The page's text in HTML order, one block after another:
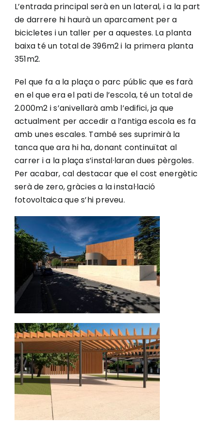
L’entrada principal serà en un lateral, i a la part
de darrere hi haurà un aparcament per a
bicicletes i un taller per a aquestes. La planta
baixa té un total de 396m2 i la primera planta
351m2.
Pel que fa a la plaça o parc públic que es farà
en el que era el pati de l’escola, té un total de
2.000m2 i s’anivellarà amb l’edifici, ja que
actualment per accedir a l’antiga escola es fa
amb unes escales. També ses suprimirà la
tanca que ara hi ha, donant continuïtat al
carrer i a la plaça s’instal·laran dues pèrgoles.
Per acabar, cal destacar que el cost energètic
serà de zero, gràcies a la instal·lació
fotovoltaica que s’hi preveu.